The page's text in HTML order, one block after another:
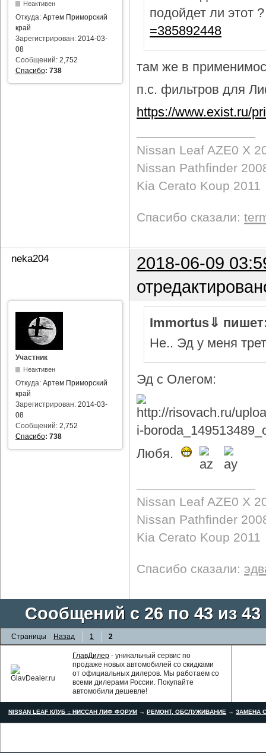
Неактивен
Откуда: Артем Приморский
край
Зарегистрирован: 2014-03-
08
Сообщений: 2,752
Спасибо: 738
подойдет ли этот
=385892448
там же в
п.с. фильтров для
https://www.exist.ru/
Nissan Leaf AZE0 X
Nissan Pathfinder
Kia Cerato Koup 2011
Спасибо сказали:
neka204
2018-06-09
Участник
Неактивен
Откуда: Артем Приморский
край
Зарегистрирован: 2014-03-
08
Сообщений: 2,752
Спасибо: 738
Immortus⇓
Не.. Эд у меня
Эд с Олегом:
Любя.
Nissan Leaf AZE0 X
Nissan Pathfinder
Kia Cerato Koup 2011
Спасибо сказали:
Сообщений с 26 по 43 из 43
Страницы Назад 1 2
ГлавДилер - уникальный сервис по
продаже новых автомобилей со скидками
от официальных дилеров. Мы работаем со
всеми дилерами России. Покупайте
автомобили дешевле!
NISSAN LEAF КЛУБ :: НИССАН ЛИФ ФОРУМ →РЕМОНТ, ОБСЛУЖИВАНИЕ →ЗАМЕНА